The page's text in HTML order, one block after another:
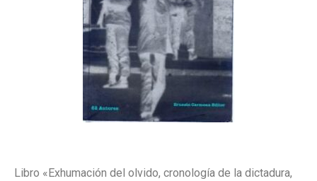
Libro «Exhumación del olvido, cronología de la dictadura,